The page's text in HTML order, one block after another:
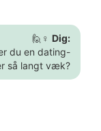
🙋♀️ Dig:
du en dating-
så langt væk?